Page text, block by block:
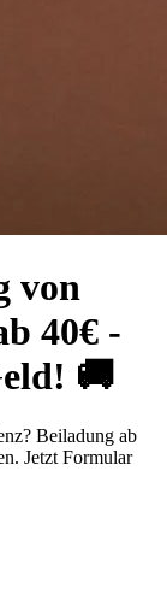
von
40€ -
🚚
Beiladung ab
Jetzt Formular